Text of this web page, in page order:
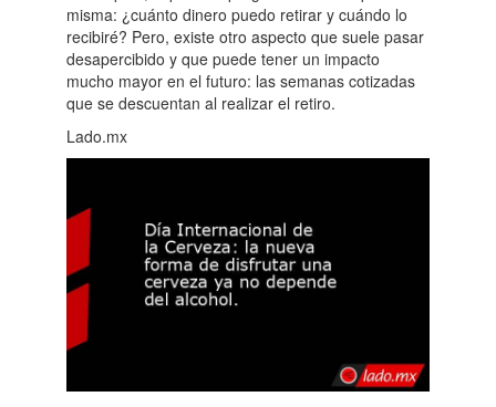
misma: ¿cuánto dinero puedo retirar y cuándo lo
recibiré? Pero, existe otro aspecto que suele pasar
desapercibido y que puede tener un impacto
mucho mayor en el futuro: las semanas cotizadas
que se descuentan al realizar el retiro.
Lado.mx